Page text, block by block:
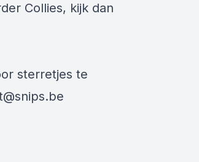
Collies, kijk dan
sterretjes te